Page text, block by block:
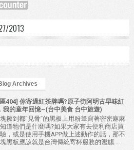
2013
Archives
404] 你寄過紅茶牌嗎?原子街阿明古早味紅
我的童年回憶~(台中美食 台中旅遊)
擦到都"見骨"的黑板上用粉筆寫著密密麻麻
道牠們是什麼嗎?如果大家有去便利商店買
，或是使用手機APP做上述動作的話，那不
黑板應該就是台灣傳統寄杯服務的濫觴....